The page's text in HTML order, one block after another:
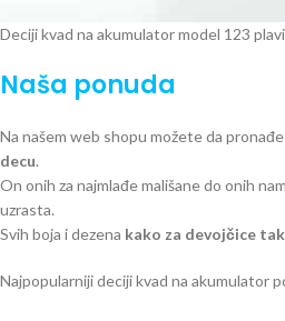
Deciji kvad na akumulator model 123 plavi
Naša ponuda
Na našem web shopu možete da
decu.
On onih za najmlađe mališane do onih
uzrasta.
Svih boja i dezena kako za devojčice
Najpopularniji deciji kvad na akumulator